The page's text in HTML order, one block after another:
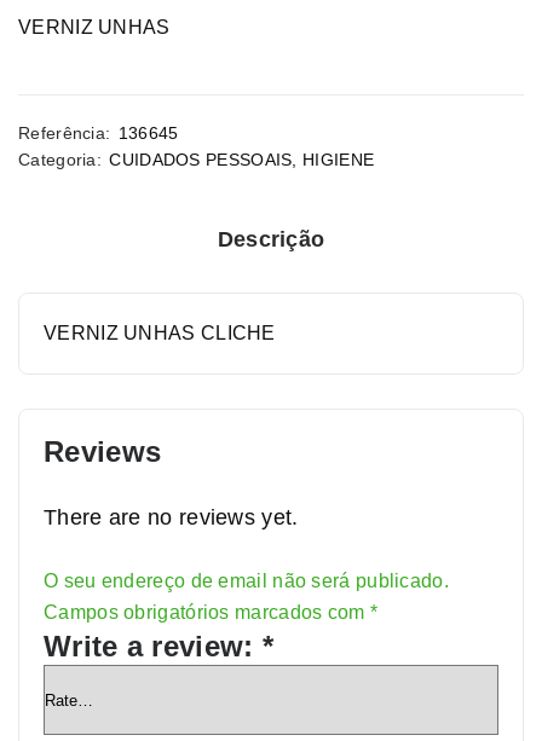
VERNIZ UNHAS
Referência: 136645
Categoria: CUIDADOS PESSOAIS HIGIENE
Descrição
VERNIZ UNHAS CLICHE
Reviews
There are no reviews yet.
O seu endereço de email não será publicado.
Campos obrigatórios marcados com *
Write a review: *
Alternative: